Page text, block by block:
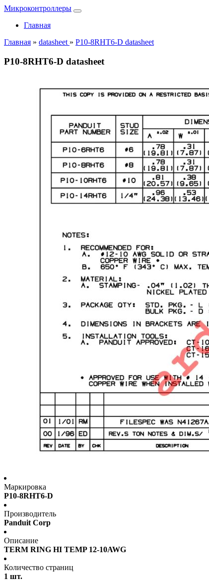
Микроконтроллеры
Главная
Главная » datasheet » P10-8RHT6-D datasheet
P10-8RHT6-D datasheet
Маркировка
P10-8RHT6-D
Производитель
Panduit Corp
Описание
TERM RING HI TEMP 12-10AWG
Количество страниц
1 шт.